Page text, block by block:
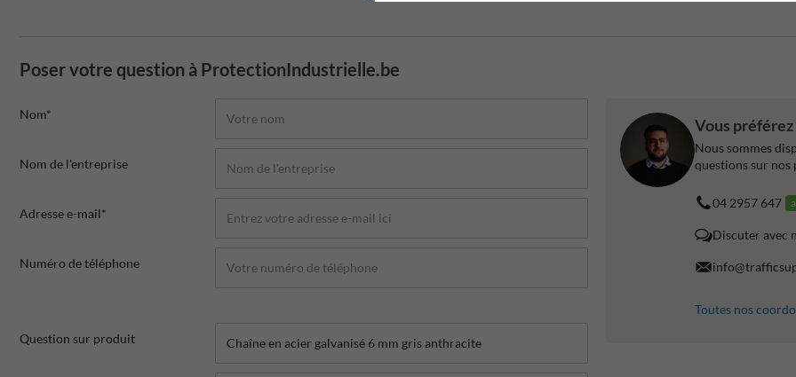
Poser votre question à ProtectionIndustrielle.be
Nom*
Nom de l'entreprise
Adresse e-mail*
Numéro de téléphone
Question sur produit
Vous
Nous sommes
questions sur nos
04 2957 647
Discuter avec
Toutes nos